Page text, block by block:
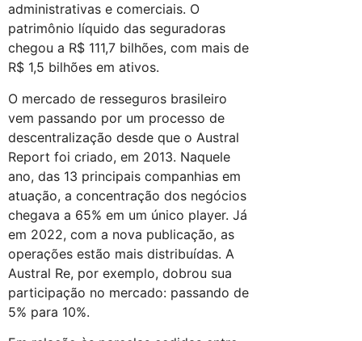
administrativas e comerciais. O
patrimônio líquido das seguradoras
chegou a R$ 111,7 bilhões, com mais de
R$ 1,5 bilhões em ativos.
O mercado de resseguros brasileiro
vem passando por um processo de
descentralização desde que o Austral
Report foi criado, em 2013. Naquele
ano, das 13 principais companhias em
atuação, a concentração dos negócios
chegava a 65% em um único player. Já
em 2022, com a nova publicação, as
operações estão mais distribuídas. A
Austral Re, por exemplo, dobrou sua
participação no mercado: passando de
5% para 10%.